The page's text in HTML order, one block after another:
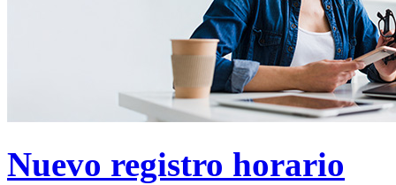
Nuevo registro horario